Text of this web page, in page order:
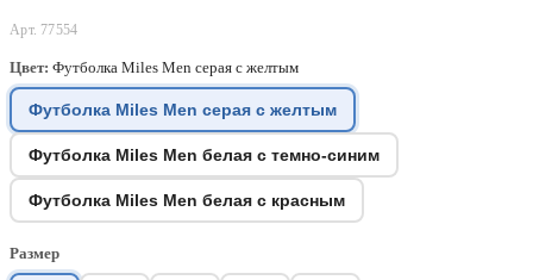
Арт. 77554
Цвет: Футболка Miles Men серая с желтым
Футболка Miles Men серая с желтым
Футболка Miles Men белая с темно-синим
Футболка Miles Men белая с красным
Размер